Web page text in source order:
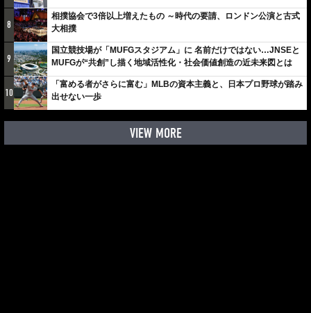
8
相撲協会で3倍以上増えたもの ～時代の要請、ロンドン公演と古式
大相撲
9
国立競技場が「MUFGスタジアム」に 名前だけではない…JNSEと
MUFGが“共創”し描く地域活性化・社会価値創造の近未来図とは
10
「富める者がさらに富む」MLBの資本主義と、日本プロ野球が踏み
出せない一歩
VIEW MORE